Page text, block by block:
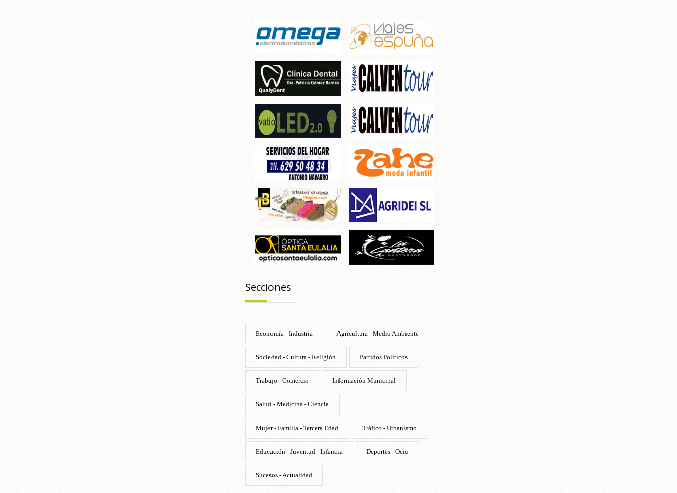
Secciones
Economía - Industria Agricultura - Medio Ambiente
Sociedad - Cultura - Religión Partidos Políticos
Trabajo - Comercio Información Municipal
Salud - Medicina - Ciencia
Mujer - Familia - Tercera Edad Tráfico - Urbanismo
Educación - Juventud - Infancia Deportes - Ocio
Sucesos - Actualidad